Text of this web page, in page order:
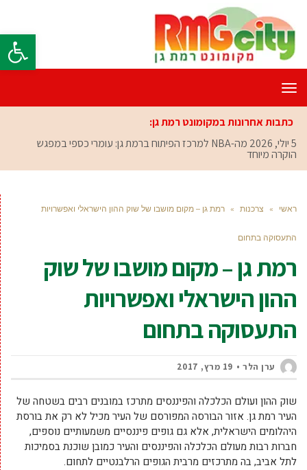
פתח
תפריט
כתבות אחרונות במקומונט רמת גן:
5 יולי, 2026
מה-NBA למרכז הפיתוח ברמת גן: עומרי כספי במפגש
הוקרה מיוחד
ראשי » צרכנות » רמת גן – מקום מושבו של שוק ההון הישראלי ואפשרויות
התעסוקה בתחום
רמת גן – מקום מושבו של שוק
ההון הישראלי ואפשרויות
התעסוקה בתחום
ערן הלר 19 מרץ, 2017
שוק ההון ועולם הכלכלה והפיננסים מתרכז במובנים רבים בשטחה של
העיר רמת גן. אזור הבורסה המפורסם של העיר מכיל לא רק את בורסת
היהלומים הישראלית, אלא גם גופים פיננסיים משמעותיים נוספים,
חברות רבות מעולם הכלכלה והפיננסים והעיר כמובן שוכנת בסמיכות
לתל אביב, בה מתרכזים מרבית הגופים הרלבנטיים לתחום.